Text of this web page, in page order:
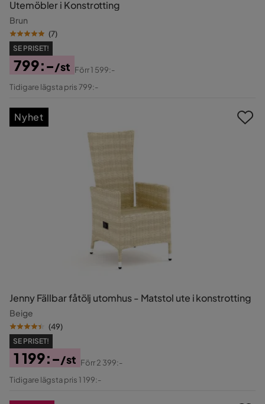
Utemöbler i Konstrotting
Brun
(7)
SE PRISET!
Pris
799:-/st
Original
Förr1 599:-
Tidigare lägsta pris 799:-
Jenny Fällbar fåtölj utomhus - Matstol ute i konstrotting
Beige
(49)
SE PRISET!
Pris
1 199:-/st
Original
Förr2 399:-
Tidigare lägsta pris 1 199:-
Nyhet